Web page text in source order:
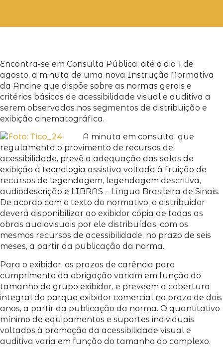
Encontra-se em Consulta Pública, até o dia 1 de
agosto, a minuta de uma nova Instrução Normativa
da Ancine que dispõe sobre as normas gerais e
critérios básicos de acessibilidade visual e auditiva a
serem observados nos segmentos de distribuição e
exibição cinematográfica.
A minuta em consulta, que
regulamenta o provimento de recursos de
acessibilidade, prevê a adequação das salas de
exibição à tecnologia assistiva voltada à fruição de
recursos de legendagem, legendagem descritiva,
audiodescrição e LIBRAS – Língua Brasileira de Sinais.
De acordo com o texto do normativo, o distribuidor
deverá disponibilizar ao exibidor cópia de todas as
obras audiovisuais por ele distribuídas, com os
mesmos recursos de acessibilidade, no prazo de seis
meses, a partir da publicação da norma.
Para o exibidor, os prazos de carência para
cumprimento da obrigação variam em função do
tamanho do grupo exibidor, e preveem a cobertura
integral do parque exibidor comercial no prazo de dois
anos, a partir da publicação da norma. O quantitativo
mínimo de equipamentos e suportes individuais
voltados à promoção da acessibilidade visual e
auditiva varia em função do tamanho do complexo.